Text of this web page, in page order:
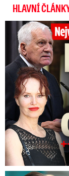
HLAVNÍ
Top momenty